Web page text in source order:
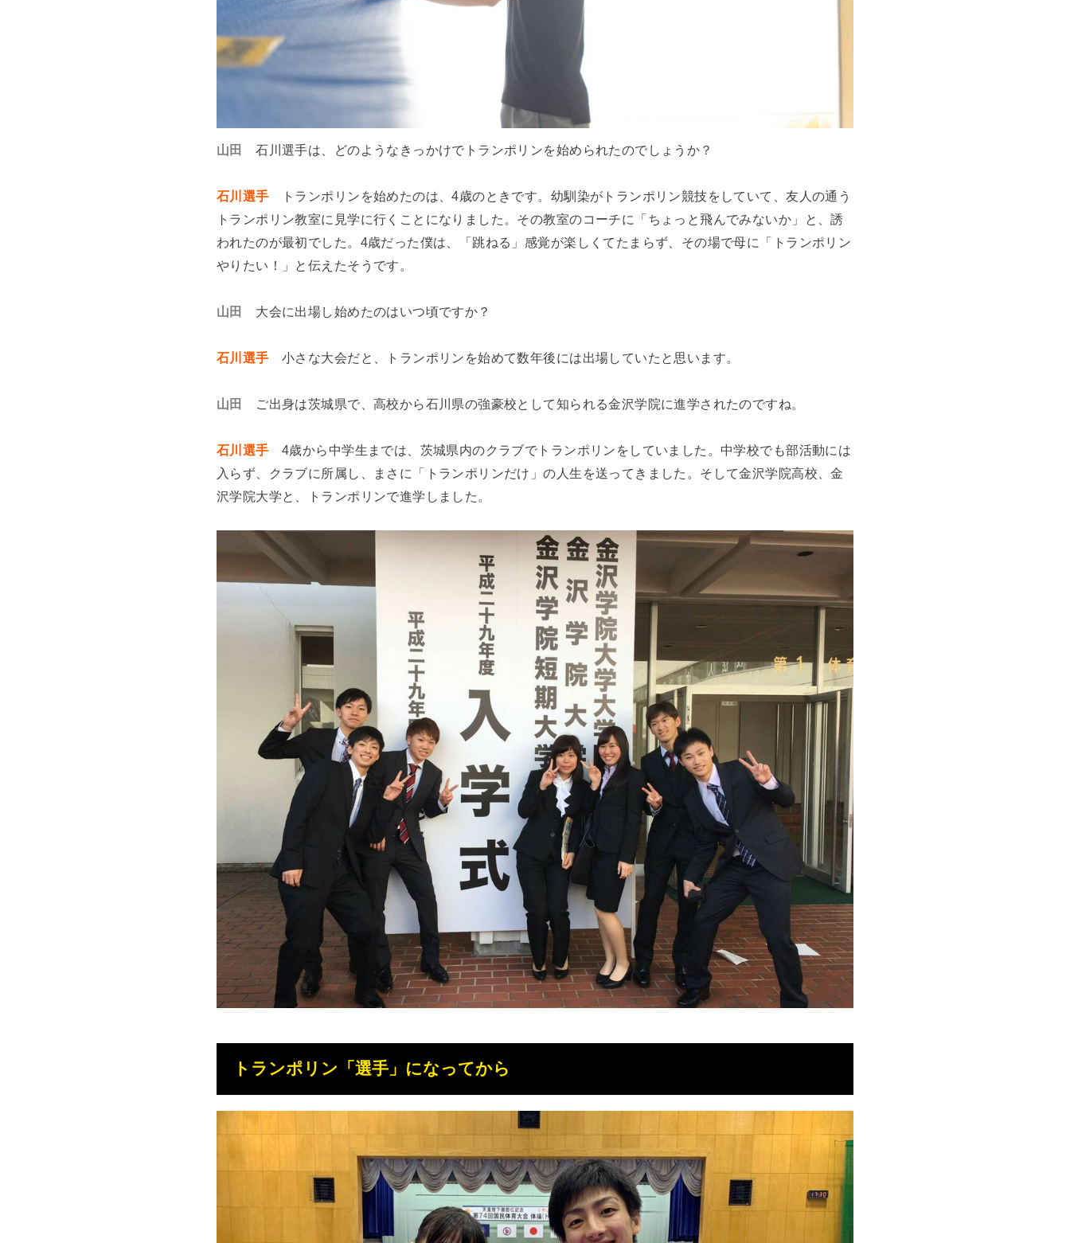
山田石川選手は、どのようなきっかけでトランポリンを始められたのでしょうか？
石川選手
トランポリンを始めたのは、4歳のときです。幼馴染がトランポリン競技をしていて、友人の通う
トランポリン教室に見学に行くことになりました。その教室のコーチに「ちょっと飛んでみないか」と、誘
われたのが最初でした。4歳だった僕は、「跳ねる」感覚が楽しくてたまらず、その場で母に「トランポリン
やりたい！」と伝えたそうです。
山田 大会に出場し始めたのはいつ頃ですか？
石川選手小さな大会だと、トランポリンを始めて数年後には出場していたと思います。
山田 ご出身は茨城県で、高校から石川県の強豪校として知られる金沢学院に進学されたのですね。
石川選手4歳から中学生までは、茨城県内のクラブでトランポリンをしていました。中学校でも部活動には
入らず、クラブに所属し、まさに「トランポリンだけ」の人生を送ってきました。そして金沢学院高校、金
沢学院大学と、トランポリンで進学しました。
トランポリン「選手」になってから